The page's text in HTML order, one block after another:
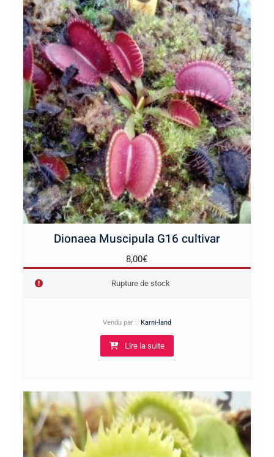
Dionaea Muscipula G16 cultivar
8,00€
Rupture de stock
Vendu par : Karni-land
Lire la suite